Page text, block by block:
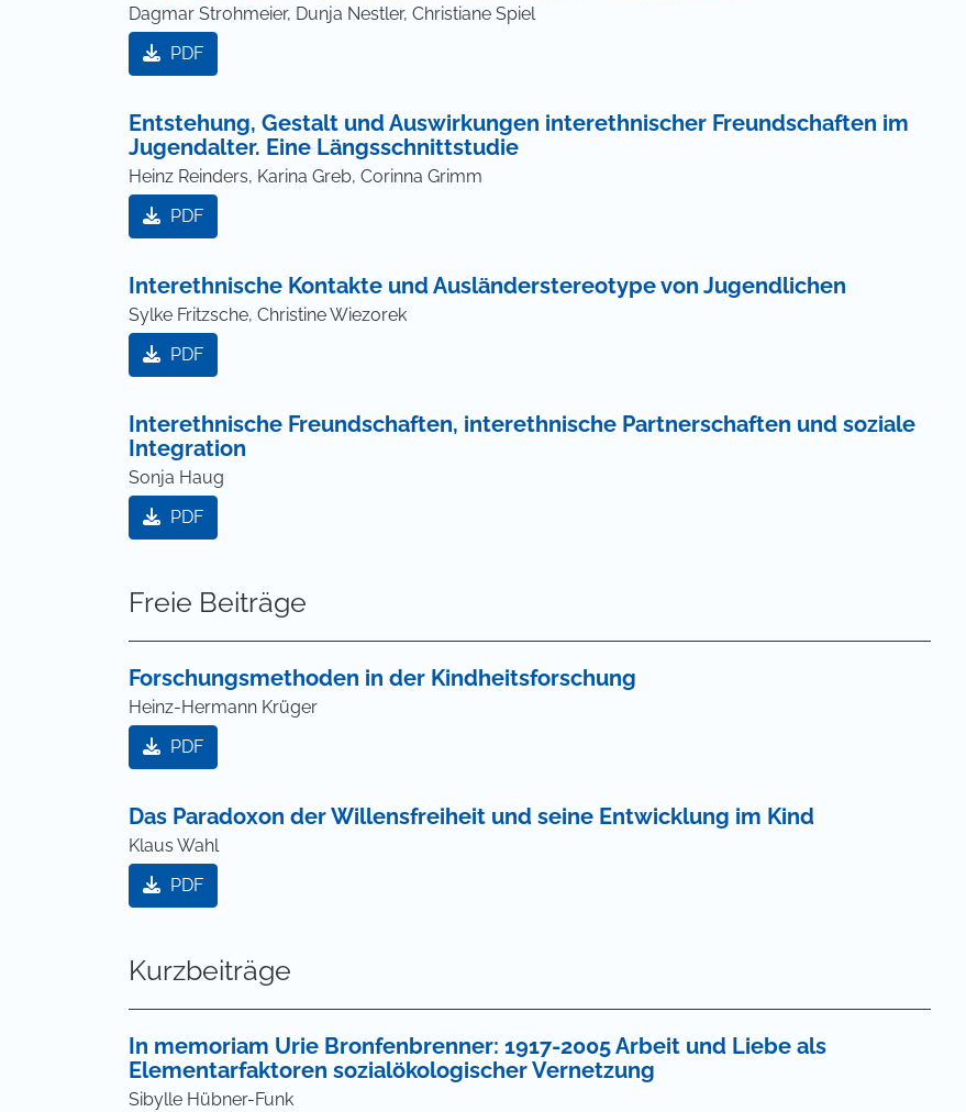
Dagmar Strohmeier, Dunja Nestler, Christiane Spiel
PDF
Entstehung, Gestalt und Auswirkungen interethnischer Freundschaften im
Jugendalter. Eine Längsschnittstudie
Heinz Reinders, Karina Greb, Corinna Grimm
PDF
Interethnische Kontakte und Ausländerstereotype von Jugendlichen
Sylke Fritzsche, Christine Wiezorek
PDF
Interethnische Freundschaften, interethnische Partnerschaften und soziale
Integration
Sonja Haug
PDF
Freie Beiträge
Forschungsmethoden in der Kindheitsforschung
Heinz-Hermann Krüger
PDF
Das Paradoxon der Willensfreiheit und seine Entwicklung im Kind
Klaus Wahl
PDF
Kurzbeiträge
In memoriam Urie Bronfenbrenner: 1917-2005 Arbeit und Liebe als
Elementarfaktoren sozialökologischer Vernetzung
Sibylle Hübner-Funk